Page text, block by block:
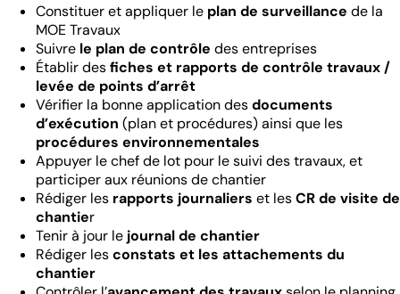
Constituer et appliquer le plan de surveillance de la
MOE Travaux
Suivre le plan de contrôle des entreprises
Établir desfiches et rapports de contrôle travaux /
levée de points d’arrêt
Vérifier la bonne application desdocuments
d’exécution (plan et procédures) ainsi que les
procédures environnementales
Appuyer le chef de lot pour le suivi des travaux, et
participer aux réunions de chantier
Rédiger les rapports journaliers et lesCR de visite de
chantier
Tenir à jour le journal de chantier
Rédiger lesconstats et les attachements du
chantier